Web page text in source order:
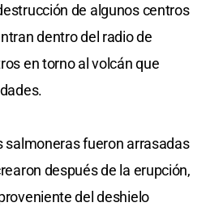
de algunos centros
dentro del radio de
en torno al volcán que
salmoneras fueron arrasadas
después de la erupción,
del deshielo